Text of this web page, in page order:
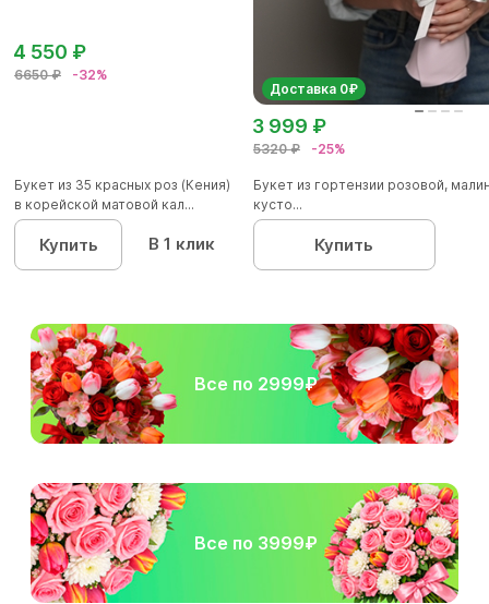
6650 ₽ -32%
4 550 ₽
Букет из 35 красных роз (Кения)
в корейской матовой кал...
Купить В 1 клик
Доставка 0₽
5320 ₽ -25%
3 999 ₽
Букет из гортензии розовой,
кусто...
Купить
Все по 2999₽
Все по 3999₽